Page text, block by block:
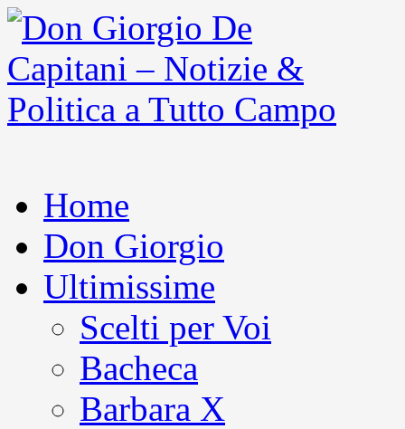
Home
Don Giorgio
Ultimissime
Scelti per Voi
Bacheca
Barbara X